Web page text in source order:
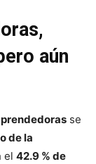
aún
se
de la
el 42.9 % de